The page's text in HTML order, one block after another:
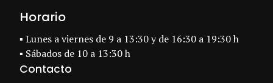
Horario
▪ Lunes a viernes de 9 a 13:30 y de 16:30 a 19:30 h
▪ Sábados de 10 a 13:30 h
Contacto